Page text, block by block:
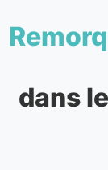
dans